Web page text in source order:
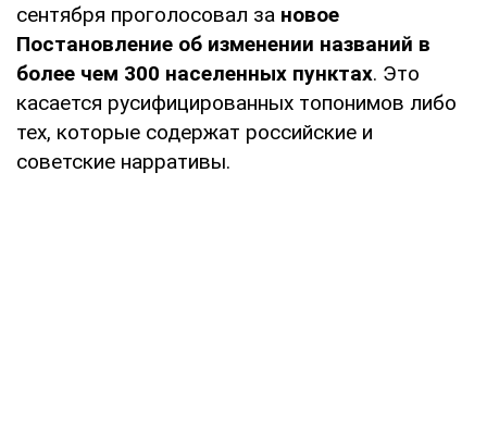
сентября проголосовал за новое
Постановление об изменении названий в
более чем 300 населенных пунктах. Это
касается русифицированных топонимов либо
тех, которые содержат российские и
советские нарративы.